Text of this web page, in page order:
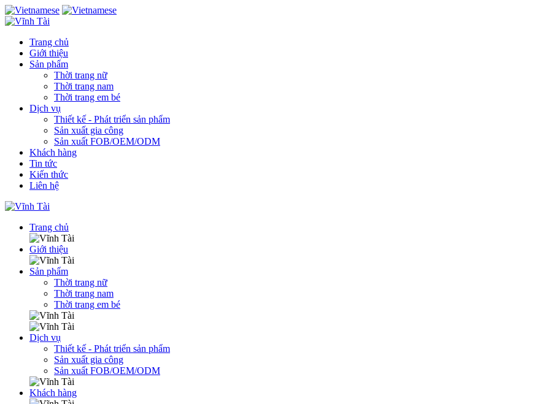
Trang chủ
Giới thiệu
Sản phẩm
Thời trang nữ
Thời trang nam
Thời trang em bé
Dịch vụ
Thiết kế - Phát triển sản phẩm
Sản xuất gia công
Sản xuất FOB/OEM/ODM
Khách hàng
Tin tức
Kiến thức
Liên hệ
Trang chủ
Giới thiệu
Sản phẩm
Thời trang nữ
Thời trang nam
Thời trang em bé
Dịch vụ
Thiết kế - Phát triển sản phẩm
Sản xuất gia công
Sản xuất FOB/OEM/ODM
Khách hàng